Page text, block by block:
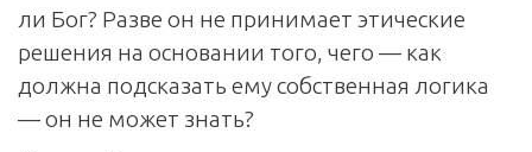
ли Бог? Разве он не принимает этические
решения на основании того, чего — как
должна подсказать ему собственная логика
— он не может знать?